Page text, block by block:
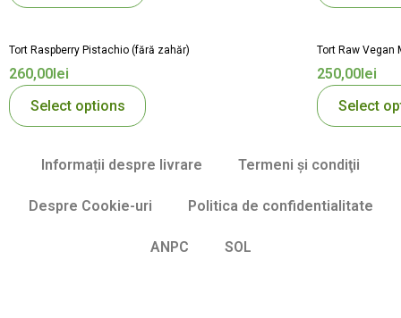
Tort Raspberry Pistachio (fără zahăr)
260,00lei
Select options
Tort Raw Vegan
250,00lei
Select
Informații despre livrare Termeni şi condiţii
Despre Cookie-uri Politica de confidentialitate
ANPC SOL